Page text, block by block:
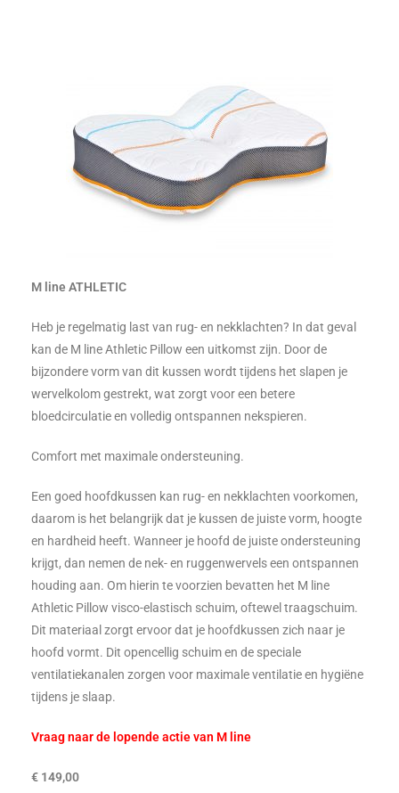
M line ATHLETIC
Heb je regelmatig last van rug- en nekklachten? In dat geval
kan de M line Athletic Pillow een uitkomst zijn. Door de
bijzondere vorm van dit kussen wordt tijdens het slapen je
wervelkolom gestrekt, wat zorgt voor een betere
bloedcirculatie en volledig ontspannen nekspieren.
Comfort met maximale ondersteuning.
Een goed hoofdkussen kan rug- en nekklachten voorkomen,
daarom is het belangrijk dat je kussen de juiste vorm, hoogte
en hardheid heeft. Wanneer je hoofd de juiste ondersteuning
krijgt, dan nemen de nek- en ruggenwervels een ontspannen
houding aan. Om hierin te voorzien bevatten het M line
Athletic Pillow visco-elastisch schuim, oftewel traagschuim.
Dit materiaal zorgt ervoor dat je hoofdkussen zich naar je
hoofd vormt. Dit opencellig schuim en de speciale
ventilatiekanalen zorgen voor maximale ventilatie en hygiëne
tijdens je slaap.
Vraag naar de lopende actie van M line
€ 149,00